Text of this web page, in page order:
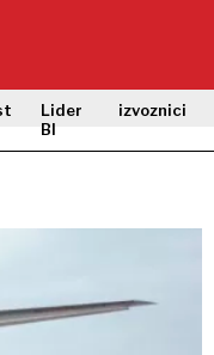
Lider
BI
izvoznici